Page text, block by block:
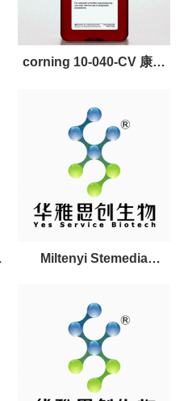
corning 10-040-CV 康宁
养基
Miltenyi Stemedia